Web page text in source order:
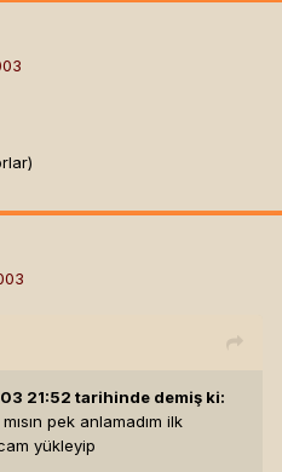
21:52 tarihinde demiş ki:
pek anlamadım ilk
yükleyip